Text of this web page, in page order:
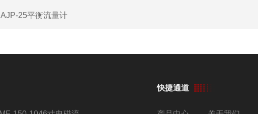
AJP-25平衡流量计
快捷通道